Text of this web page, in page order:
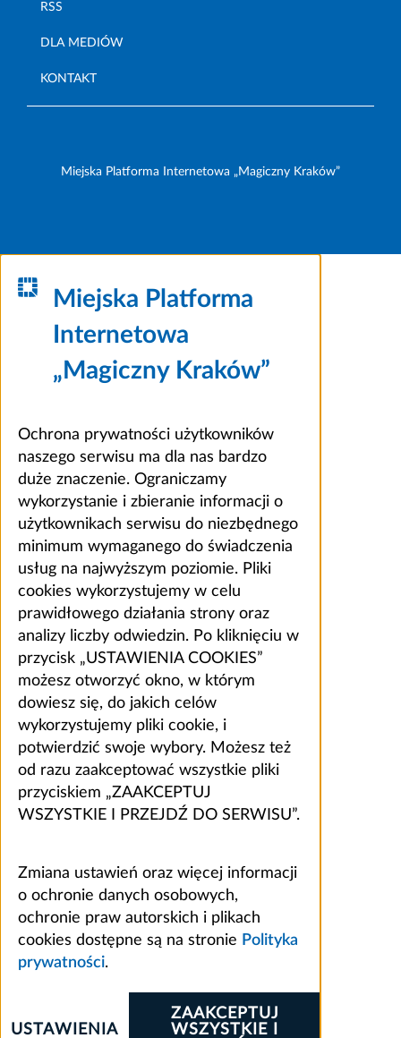
RSS
DLA MEDIÓW
KONTAKT
Miejska Platforma Internetowa „Magiczny Kraków”
Miejska Platforma
Internetowa
„Magiczny Kraków”
Ochrona prywatności użytkowników
naszego serwisu ma dla nas bardzo
duże znaczenie. Ograniczamy
wykorzystanie i zbieranie informacji o
użytkownikach serwisu do niezbędnego
minimum wymaganego do świadczenia
usług na najwyższym poziomie. Pliki
cookies wykorzystujemy w celu
prawidłowego działania strony oraz
analizy liczby odwiedzin. Po kliknięciu w
przycisk „USTAWIENIA COOKIES”
możesz otworzyć okno, w którym
dowiesz się, do jakich celów
wykorzystujemy pliki cookie, i
potwierdzić swoje wybory. Możesz też
od razu zaakceptować wszystkie pliki
przyciskiem „ZAAKCEPTUJ
WSZYSTKIE I PRZEJDŹ DO SERWISU”.
Zmiana ustawień oraz więcej informacji
o ochronie danych osobowych,
ochronie praw autorskich i plikach
cookies dostępne są na stronie Polityka
prywatności.
ZAAKCEPTUJ
WSZYSTKIE I
USTAWIENIA